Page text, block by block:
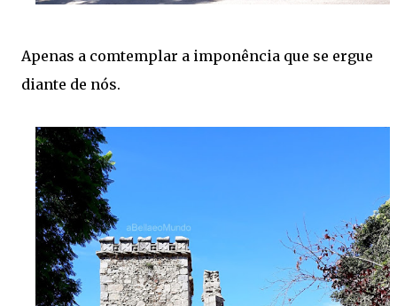
Apenas a comtemplar a imponência que se ergue
diante de nós.